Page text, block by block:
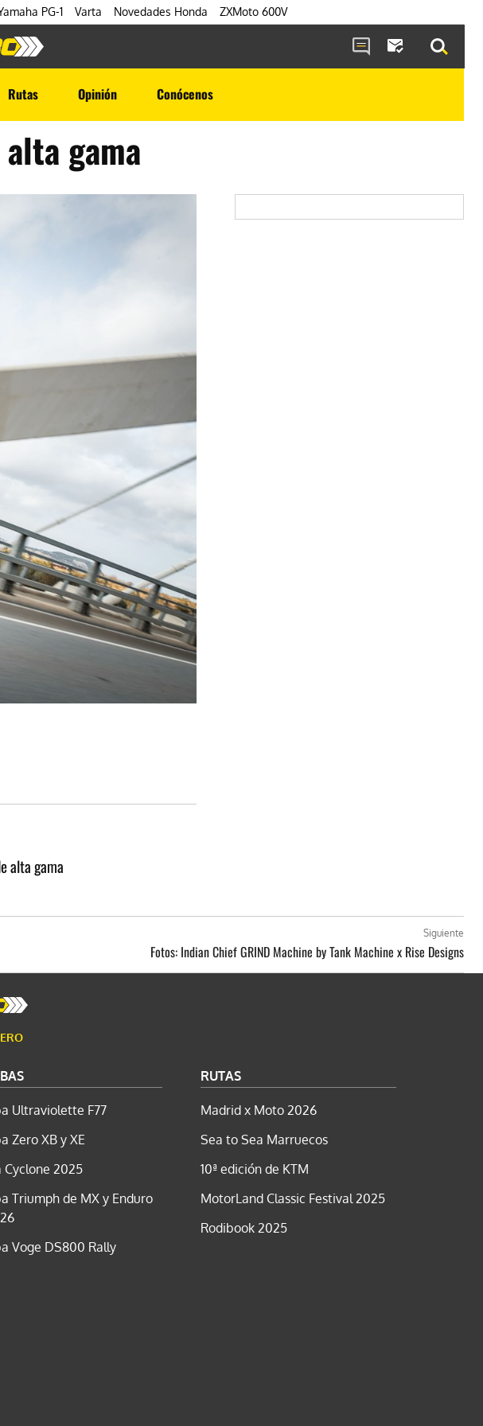
PG-1 Varta Novedades Honda ZXMoto 600V
Rutas Opinión Conócenos
gama
alta gama
Siguiente
Fotos: Indian Chief GRIND Machine by Tank Machine x Rise Designs
Ultraviolette F77
Zero XB y XE
Cyclone 2025
Triumph de MX y Enduro
Voge DS800 Rally
RUTAS
Madrid x Moto 2026
Sea to Sea Marruecos
10ª edición de KTM
MotorLand Classic Festival 2025
Rodibook 2025